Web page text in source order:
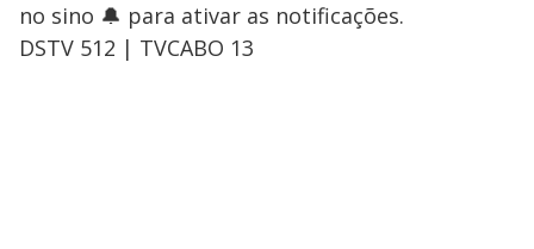
no sino 🔔 para ativar as notificações.
DSTV 512 | TVCABO 13